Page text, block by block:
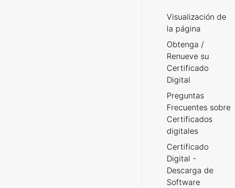
Visualización de
la página
Obtenga /
Renueve su
Certificado
Digital
Preguntas
Frecuentes sobre
Certificados
digitales
Certificado
Digital -
Descarga de
Software